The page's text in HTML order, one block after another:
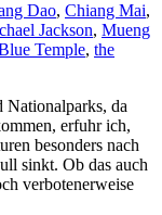
Dao, Chiang Mai,
Jackson, Mueng
Temple, the
Nationalparks, da
erfuhr ich,
besonders nach
sinkt. Ob das auch
verbotenerweise